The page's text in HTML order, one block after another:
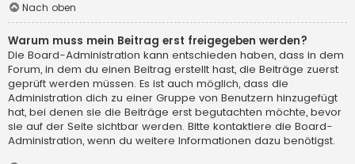
Nach oben
Warum muss mein Beitrag erst freigegeben werden?
Die Board-Administration kann entschieden haben, dass in dem
Forum, in dem du einen Beitrag erstellt hast, die Beiträge zuerst
geprüft werden müssen. Es ist auch möglich, dass die
Administration dich zu einer Gruppe von Benutzern hinzugefügt
hat, bei denen sie die Beiträge erst begutachten möchte, bevor
sie auf der Seite sichtbar werden. Bitte kontaktiere die Board-
Administration, wenn du weitere Informationen dazu benötigst.